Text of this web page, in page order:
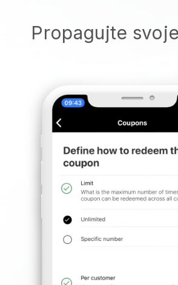
Propagujte